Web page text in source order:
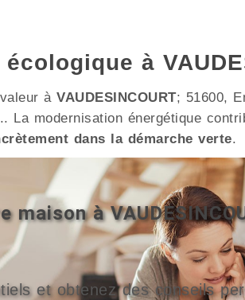
à
à VAUDESINCOURT; 51600,
La modernisation énergétique
dans la démarche verte.
à
et obtenez des conseils